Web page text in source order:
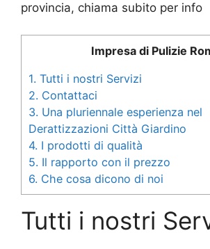
provincia, chiama subito per info
Impresa di Pulizie
1. Tutti i nostri Servizi
2. Contattaci
3. Una pluriennale esperienza nel
Derattizzazioni Città Giardino
4. I prodotti di qualità
5. Il rapporto con il prezzo
6. Che cosa dicono di noi
Tutti i nostri